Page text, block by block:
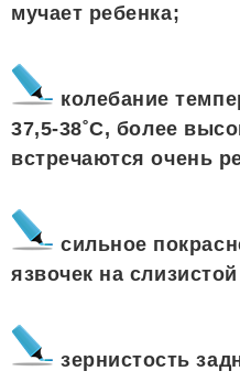
мучает ребенка;
колебание
37,5-38˚С, более
встречаются очень
сильное
язвочек на
зернистость